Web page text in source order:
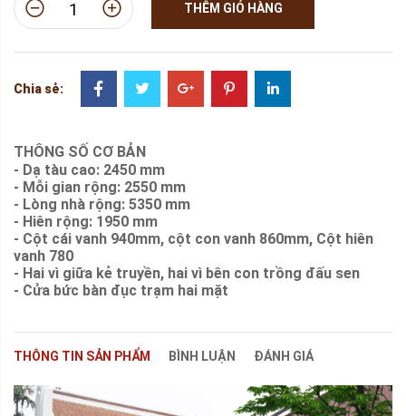
THÊM GIỎ HÀNG
Chia sẻ:
THÔNG SỐ CƠ BẢN
- Dạ tàu cao: 2450 mm
- Mỗi gian rộng: 2550 mm
- Lòng nhà rộng: 5350 mm
- Hiên rộng: 1950 mm
- Cột cái vanh 940mm, cột con vanh 860mm, Cột hiên
vanh 780
- Hai vì giữa kẻ truyền, hai vì bên con trồng đấu sen
- Cửa bức bàn đục trạm hai mặt
THÔNG TIN SẢN PHẨM BÌNH LUẬN ĐÁNH GIÁ